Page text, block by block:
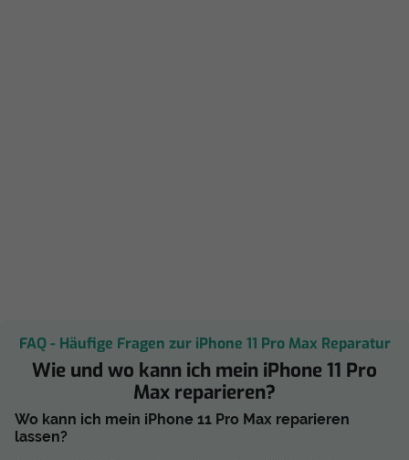
FAQ - Häufige Fragen zur iPhone 11 Pro Max Reparatur
Wie und wo kann ich mein iPhone 11 Pro
Max reparieren?
Wo kann ich mein iPhone 11 Pro Max reparieren
lassen?